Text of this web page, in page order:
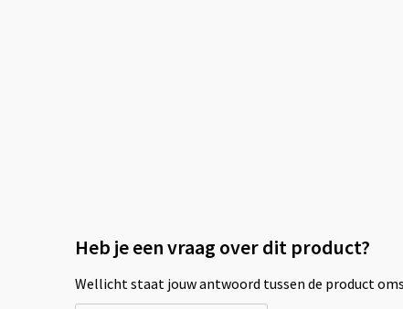
Heb je een vraag over dit product?
Wellicht staat jouw antwoord tussen de product